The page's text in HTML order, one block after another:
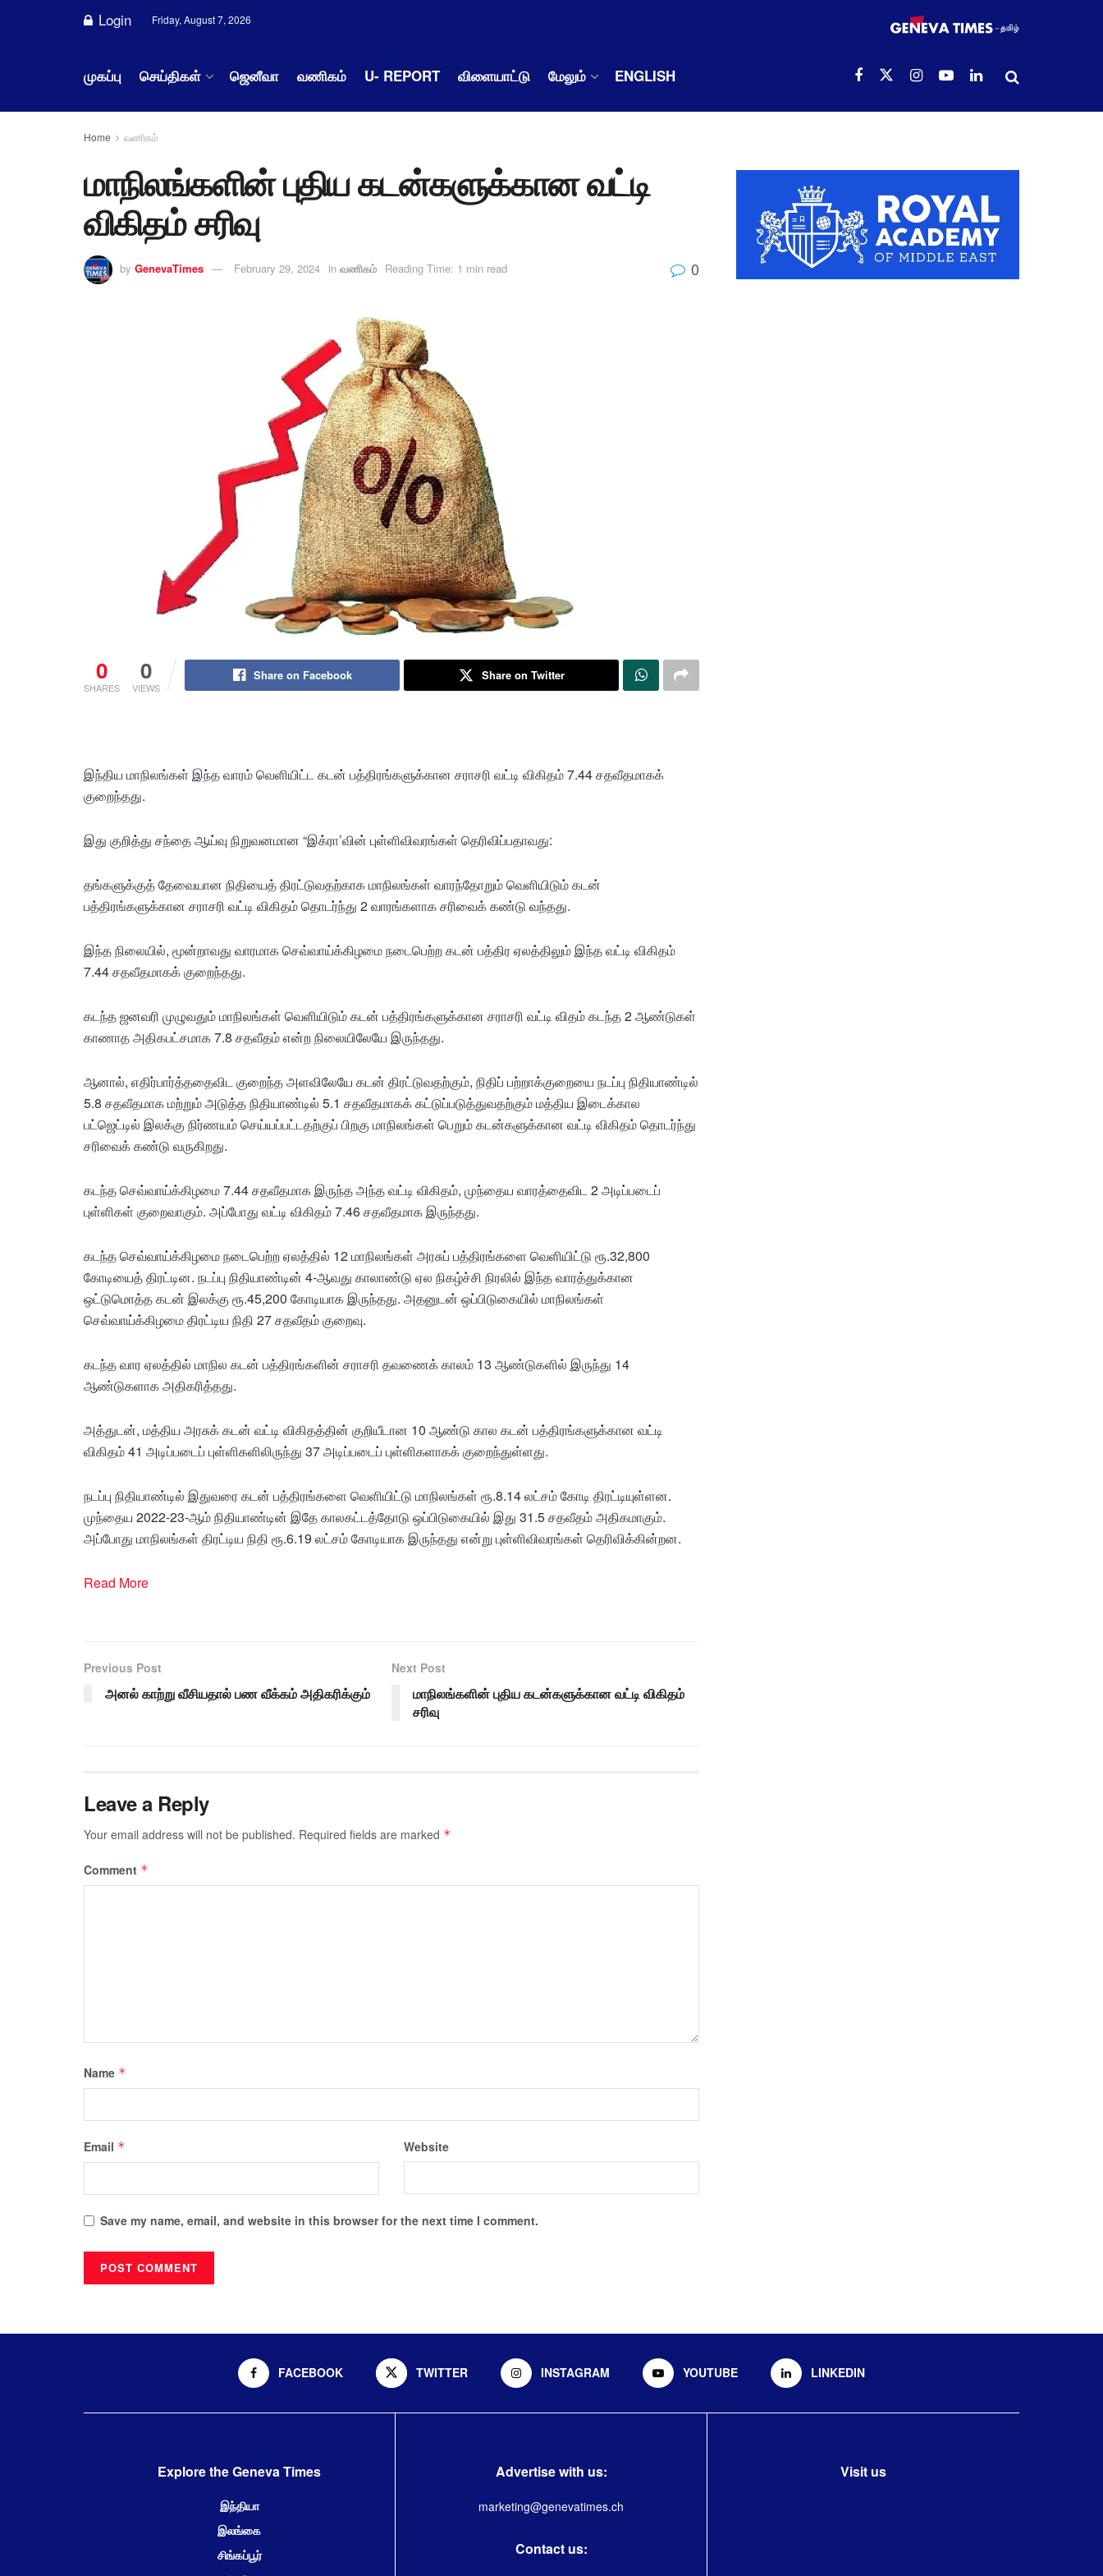
Login Friday, August 7, 2026
முகப்பு செய்திகள் ஜெனீவா வணிகம் U- REPORT விளையாட்டு மேலும் ENGLISH
Home வணிகம்
மாநிலங்களின் புதிய கடன்களுக்கான வட்டி
விகிதம் சரிவு
by GenevaTimes February 29, 2024 in வணிகம் Reading Time: 1 min read 0
0
SHARES
0
VIEWS
Share on Facebook Share on Twitter
இந்திய மாநிலங்கள் இந்த வாரம் வெளியிட்ட கடன் பத்திரங்களுக்கான சராசரி வட்டி விகிதம் 7.44 சதவீதமாகக்
குறைந்தது.
இது குறித்து சந்தை ஆய்வு நிறுவனமான “இக்ரா’வின் புள்ளிவிவரங்கள் தெரிவிப்பதாவது:
தங்களுக்குத் தேவையான நிதியைத் திரட்டுவதற்காக மாநிலங்கள் வாரந்தோறும் வெளியிடும் கடன்
பத்திரங்களுக்கான சராசரி வட்டி விகிதம் தொடர்ந்து 2 வாரங்களாக சரிவைக் கண்டு வந்தது.
இந்த நிலையில், மூன்றாவது வாரமாக செவ்வாய்க்கிழமை நடைபெற்ற கடன் பத்திர ஏலத்திலும் இந்த வட்டி விகிதம்
7.44 சதவீதமாகக் குறைந்தது.
கடந்த ஜனவரி முழுவதும் மாநிலங்கள் வெளியிடும் கடன் பத்திரங்களுக்கான சராசரி வட்டி விதம் கடந்த 2 ஆண்டுகள்
காணாத அதிகபட்சமாக 7.8 சதவீதம் என்ற நிலையிலேயே இருந்தது.
ஆனால், எதிர்பார்த்ததைவிட குறைந்த அளவிலேயே கடன் திரட்டுவதற்கும், நிதிப் பற்றாக்குறையை நடப்பு நிதியாண்டில்
5.8 சதவீதமாக மற்றும் அடுத்த நிதியாண்டில் 5.1 சதவீதமாகக் கட்டுப்படுத்துவதற்கும் மத்திய இடைக்கால
பட்ஜெட்டில் இலக்கு நிர்ணயம் செய்யப்பட்டதற்குப் பிறகு மாநிலங்கள் பெறும் கடன்களுக்கான வட்டி விகிதம் தொடர்ந்து
சரிவைக் கண்டு வருகிறது.
கடந்த செவ்வாய்க்கிழமை 7.44 சதவீதமாக இருந்த அந்த வட்டி விகிதம், முந்தைய வாரத்தைவிட 2 அடிப்படைப்
புள்ளிகள் குறைவாகும். அப்போது வட்டி விகிதம் 7.46 சதவீதமாக இருந்தது.
கடந்த செவ்வாய்க்கிழமை நடைபெற்ற ஏலத்தில் 12 மாநிலங்கள் அரசுப் பத்திரங்களை வெளியிட்டு ரூ.32,800
கோடியைத் திரட்டின. நடப்பு நிதியாண்டின் 4-ஆவது காலாண்டு ஏல நிகழ்ச்சி நிரலில் இந்த வாரத்துக்கான
ஒட்டுமொத்த கடன் இலக்கு ரூ.45,200 கோடியாக இருந்தது. அதனுடன் ஒப்பிடுகையில் மாநிலங்கள்
செவ்வாய்க்கிழமை திரட்டிய நிதி 27 சதவீதம் குறைவு.
கடந்த வார ஏலத்தில் மாநில கடன் பத்திரங்களின் சராசரி தவணைக் காலம் 13 ஆண்டுகளில் இருந்து 14
ஆண்டுகளாக அதிகரித்தது.
அத்துடன், மத்திய அரசுக் கடன் வட்டி விகிதத்தின் குறியீடான 10 ஆண்டு கால கடன் பத்திரங்களுக்கான வட்டி
விகிதம் 41 அடிப்படைப் புள்ளிகளிலிருந்து 37 அடிப்படைப் புள்ளிகளாகக் குறைந்துள்ளது.
நடப்பு நிதியாண்டில் இதுவரை கடன் பத்திரங்களை வெளியிட்டு மாநிலங்கள் ரூ.8.14 லட்சம் கோடி திரட்டியுள்ளன.
முந்தைய 2022-23-ஆம் நிதியாண்டின் இதே காலகட்டத்தோடு ஒப்பிடுகையில் இது 31.5 சதவீதம் அதிகமாகும்.
அப்போது மாநிலங்கள் திரட்டிய நிதி ரூ.6.19 லட்சம் கோடியாக இருந்தது என்று புள்ளிவிவரங்கள் தெரிவிக்கின்றன.
Read More
Previous Post
அனல் காற்று வீசியதால் பண வீக்கம் அதிகரிக்கும்
Next Post
மாநிலங்களின் புதிய கடன்களுக்கான வட்டி விகிதம்
சரிவு
Leave a Reply
Your email address will not be published. Required fields are marked *
Comment *
Name *
Email * Website
Save my name, email, and website in this browser for the next time I comment.
FACEBOOK TWITTER INSTAGRAM YOUTUBE LINKEDIN
Explore the Geneva Times
இந்தியா
இலங்கை
சிங்கப்பூர்
Advertise with us:
marketing@genevatimes.ch
Contact us:
Visit us